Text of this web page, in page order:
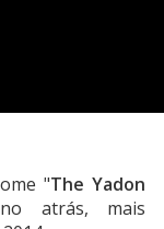
"The Yadon
atrás, mais